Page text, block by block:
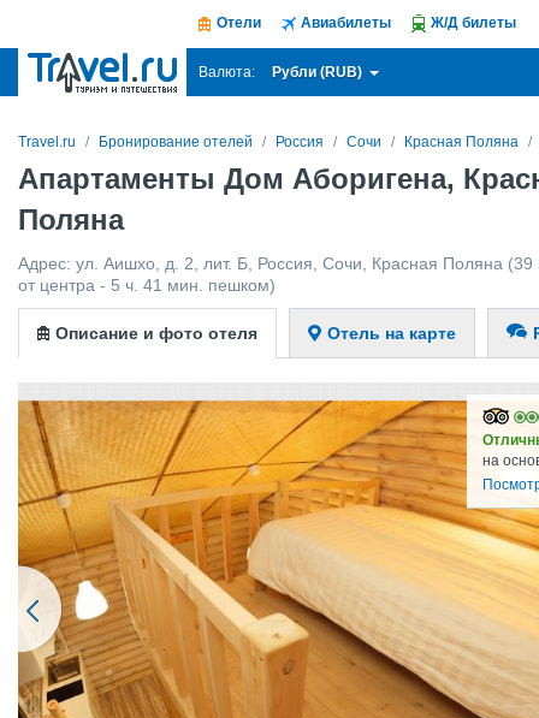
Отели Авиабилеты Ж/Д билеты
Валюта: Рубли (RUB)
Travel.ru Бронирование отелей Россия Сочи Красная Поляна
Апартаменты Дом Аборигена,
Поляна
Адрес: ул. Аишхо, д. 2, лит. Б Россия Сочи Красная Поляна (39
от центра - 5 ч. 41 мин. пешком)
Описание и фото отеля Отель на карте
на